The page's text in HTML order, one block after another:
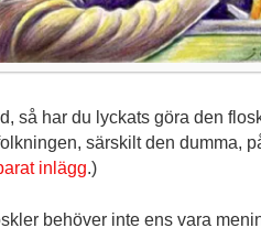
så har du lyckats göra den
särskilt den dumma,
inlägg.)
behöver inte ens vara